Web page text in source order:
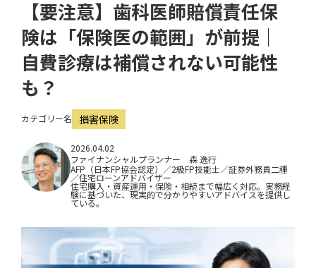
【要注意】歯科医師賠償責任保
険は「保険医の範囲」が前提｜
自費診療は補償されない可能性
も？
カテゴリー名 損害保険
2026.04.02
ファイナンシャルプランナー 森 逸行
AFP（日本FP協会認定）／2級FP技能士／証券外務員二種
／住宅ローンアドバイザー
住宅購入・資産運用・保険・相続まで幅広く対応。実務経
験に基づいた、現実的で分かりやすいアドバイスを提供し
ている。